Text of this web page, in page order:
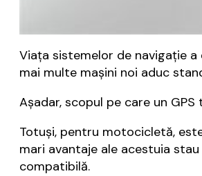
Viața sistemelor de navigație
mai multe mașini noi aduc
Așadar, scopul pe care un
Totuși, pentru motocicletă,
mari avantaje ale acestuia
compatibilă.